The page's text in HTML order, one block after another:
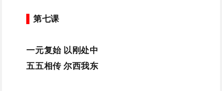
▌第七课
一元复始 以刚处中
五五相传 尔西我东